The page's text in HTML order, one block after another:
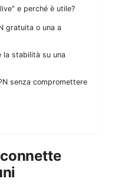
e perché è utile?
gratuita o una a
la stabilità su una
senza compromettere